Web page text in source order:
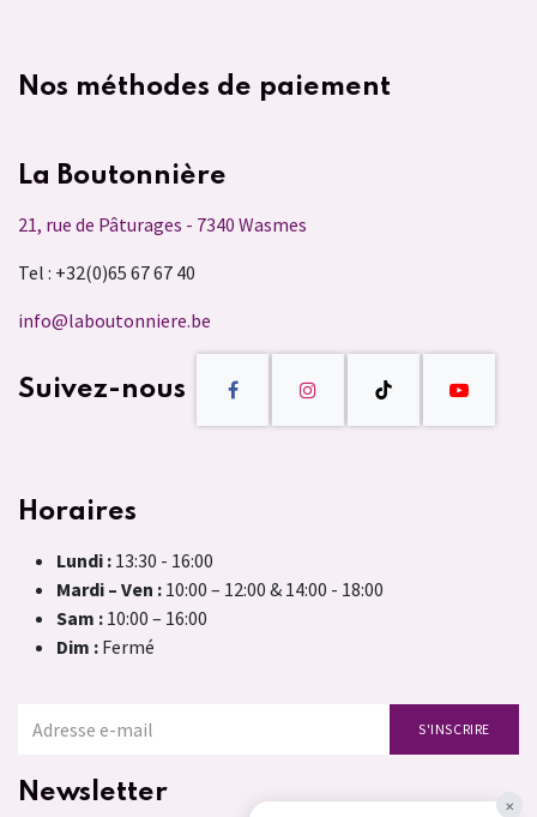
Nos méthodes de paiement
La Boutonnière
21, rue de Pâturages - 7340 Wasmes
Tel : +32(0)65 67 67 40
info@laboutonniere.be
Suivez-nous
Horaires
Lundi : 13:30 - 16:00
Mardi – Ven : 10:00 – 12:00 & 14:00 - 18:00
Sam : 10:00 – 16:00
Dim : Fermé
S'INSCRIRE
Newsletter ×